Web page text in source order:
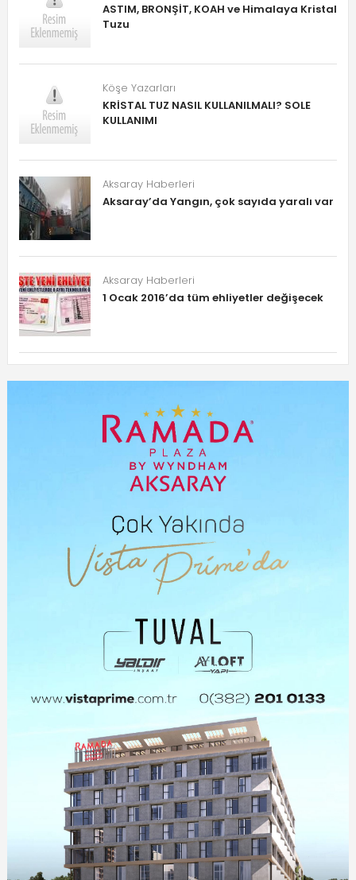
ASTIM, BRONŞİT, KOAH ve Himalaya Kristal
Tuzu
Köşe Yazarları
KRİSTAL TUZ NASIL KULLANILMALI? SOLE
KULLANIMI
Aksaray Haberleri
Aksaray’da Yangın, çok sayıda yaralı var
Aksaray Haberleri
1 Ocak 2016’da tüm ehliyetler değişecek